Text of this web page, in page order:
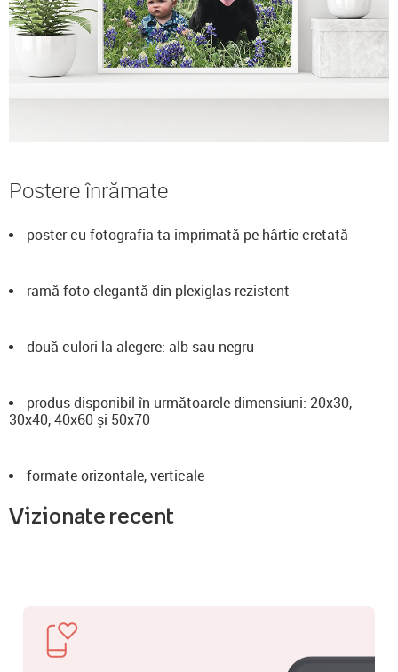
Postere înrămate
poster cu fotografia ta imprimată pe hârtie cretată
ramă foto elegantă din plexiglas rezistent
două culori la alegere: alb sau negru
produs disponibil în următoarele dimensiuni: 20x30,
30x40, 40x60 și 50x70
formate orizontale, verticale
Vizionate recent